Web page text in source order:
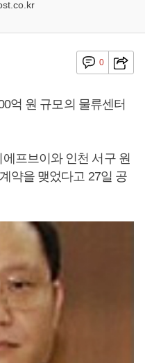
0
억 원 규모의 물류센터
프브이와 인천 서구 원
약을 맺었다고 27일 공